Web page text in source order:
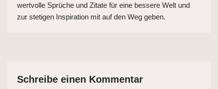
wertvolle Sprüche und Zitate für eine bessere Welt und
zur stetigen Inspiration mit auf den Weg geben.
Schreibe einen Kommentar